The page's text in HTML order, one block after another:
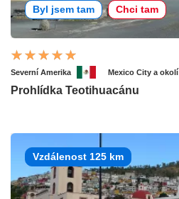
Byl jsem tam Chci tam
Severní Amerika Mexico City a okolí
Prohlídka Teotihuacánu
Vzdálenost 125 km